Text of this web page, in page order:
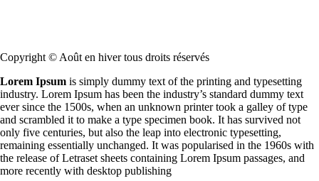
Copyright © Août en hiver tous droits réservés
Lorem Ipsum is simply dummy text of the printing and typesetting
industry. Lorem Ipsum has been the industry’s standard dummy text
ever since the 1500s, when an unknown printer took a galley of type
and scrambled it to make a type specimen book. It has survived not
only five centuries, but also the leap into electronic typesetting,
remaining essentially unchanged. It was popularised in the 1960s with
the release of Letraset sheets containing Lorem Ipsum passages, and
more recently with desktop publishing